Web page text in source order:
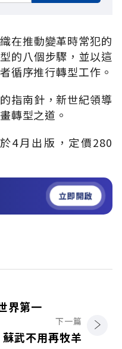
在推動變革時常犯的
的八個步驟，並以這
循序推行轉型工作。
指南針，新世紀領導
轉型之道。
4月出版，定價280
立即開啟
界第一
下一篇
蘇武不用再牧羊